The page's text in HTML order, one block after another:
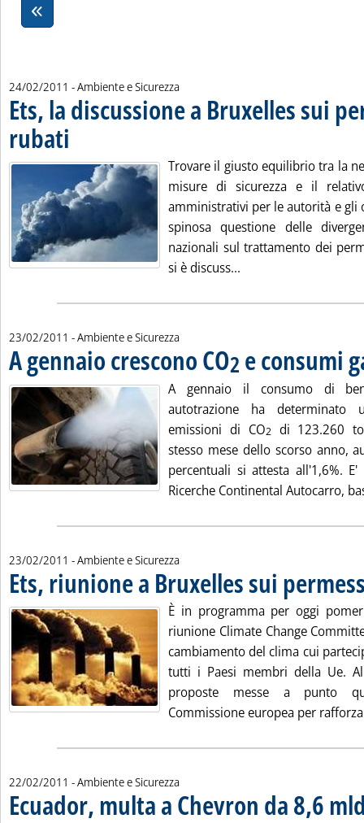
24/02/2011 - Ambiente e Sicurezza
Ets, la discussione a Bruxelles sui
rubati
Trovare il giusto equilibrio tra la
misure di sicurezza e il
amministrativi per le autorità e gli
spinosa questione delle
nazionali sul trattamento dei
si è discuss...
23/02/2011 - Ambiente e Sicurezza
A gennaio crescono CO2 e consumi
A gennaio il consumo di
autotrazione ha determinato
emissioni di CO2 di 123.260
stesso mese dello scorso anno,
percentuali si attesta all'1,6%.
Ricerche Continental Autocarro,
23/02/2011 - Ambiente e Sicurezza
Ets, riunione a Bruxelles sui
È in programma per oggi
riunione Climate Change
cambiamento del clima cui
tutti i Paesi membri della Ue.
proposte messe a punto
Commissione europea per
22/02/2011 - Ambiente e Sicurezza
Ecuador, multa a Chevron da 8,6